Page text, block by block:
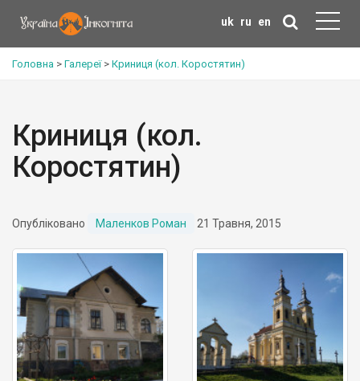
uk ru en
Головна > Галереї> Криниця (кол. Коростятин)
Криниця (кол.
Коростятин)
Опубліковано Маленков Роман 21 Травня, 2015